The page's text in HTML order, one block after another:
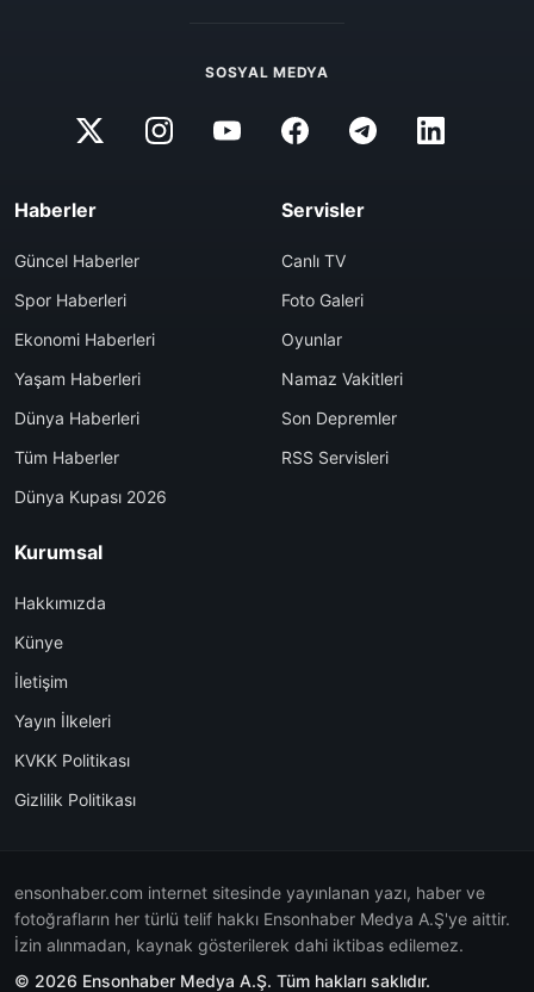
SOSYAL MEDYA
Haberler
Güncel Haberler
Spor Haberleri
Ekonomi Haberleri
Yaşam Haberleri
Dünya Haberleri
Tüm Haberler
Dünya Kupası 2026
Servisler
Canlı TV
Foto Galeri
Oyunlar
Namaz Vakitleri
Son Depremler
RSS Servisleri
Kurumsal
Hakkımızda
Künye
İletişim
Yayın İlkeleri
KVKK Politikası
Gizlilik Politikası
ensonhaber.com internet sitesinde yayınlanan yazı, haber ve
fotoğrafların her türlü telif hakkı Ensonhaber Medya A.Ş'ye aittir.
İzin alınmadan, kaynak gösterilerek dahi iktibas edilemez.
© 2026 Ensonhaber Medya A.Ş. Tüm hakları saklıdır.